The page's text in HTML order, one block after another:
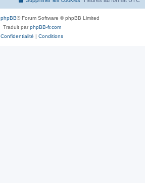
phpBB® Forum Software © phpBB Limited
Traduit parphpBB-fr.com
Confidentialité | Conditions